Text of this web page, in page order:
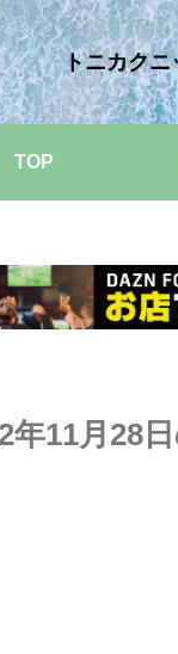
トニカクニ
TOP
年11月28